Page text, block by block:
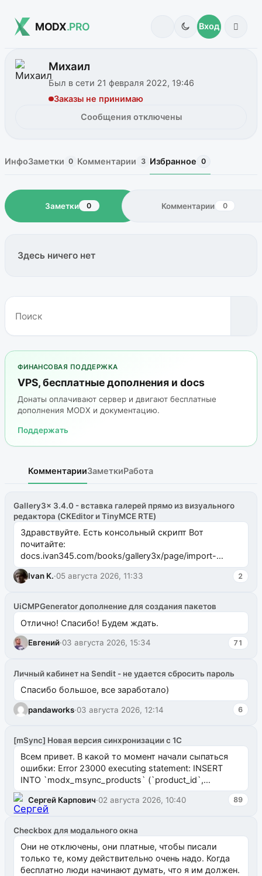
MODX.PRO Вход
Михаил
Был в сети 21 февраля 2022, 19:46
Заказы не принимаю
Сообщения отключены
ИнфоЗаметки 0 Комментарии 3 Избранное 0
Заметки 0 Комментарии 0
Здесь ничего нет
ФИНАНСОВАЯ ПОДДЕРЖКА
VPS, бесплатные дополнения и docs
Донаты оплачивают сервер и двигают бесплатные
дополнения MODX и документацию.
Поддержать
КомментарииЗаметкиРабота
Gallery3x 3.4.0 - вставка галерей прямо из визуального
редактора (CKEditor и TinyMCE RTE)
Здравствуйте. Есть консольный скрипт Вот
почитайте:
docs.ivan345.com/books/gallery3x/page/import-
ms2galleryphp
Ivan K.·05 августа 2026, 11:33 2
UiCMPGenerator дополнение для создания пакетов
Отлично! Спасибо! Будем ждать.
Евгений·03 августа 2026, 15:34 71
Личный кабинет на Sendit - не удается сбросить пароль
Спасибо большое, все заработало)
pandaworks·03 августа 2026, 12:14 6
[mSync] Новая версия синхронизации с 1С
Всем привет. В какой то момент начали сыпаться
ошибки: Error 23000 executing statement: INSERT
INTO `modx_msync_products` (`product_id`,
`uuid_1c`) VALUES ...
Сергей Карпович·02 августа 2026, 10:40 89
Checkbox для модального окна
Они не отключены, они платные, чтобы писали
только те, кому действительно очень надо. Когда
бесплатно люди начинают думать, что я им должен.